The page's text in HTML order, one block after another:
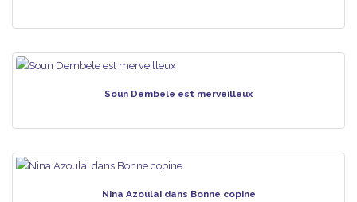
Soun Dembele est merveilleux
Nina Azoulai dans Bonne copine